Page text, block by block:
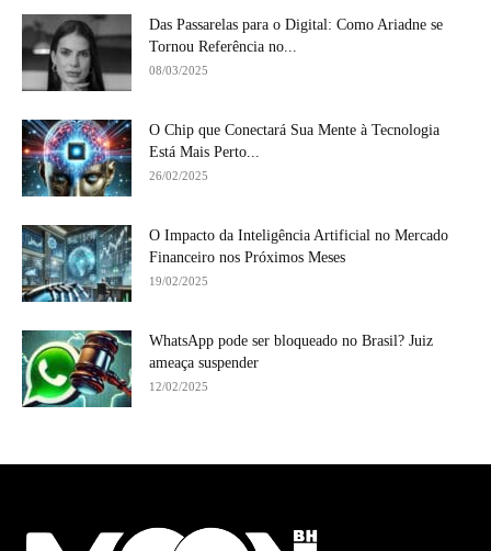
Das Passarelas para o Digital: Como Ariadne se
Tornou Referência no...
08/03/2025
O Chip que Conectará Sua Mente à Tecnologia
Está Mais Perto...
26/02/2025
O Impacto da Inteligência Artificial no Mercado
Financeiro nos Próximos Meses
19/02/2025
WhatsApp pode ser bloqueado no Brasil? Juiz
ameaça suspender
12/02/2025